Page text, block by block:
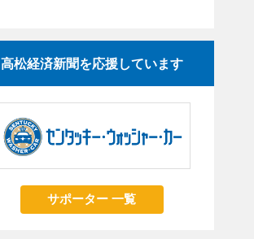
高松経済新聞を応援しています
サポーター 一覧